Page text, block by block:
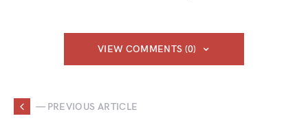
VIEW COMMENTS (0)
— PREVIOUS ARTICLE